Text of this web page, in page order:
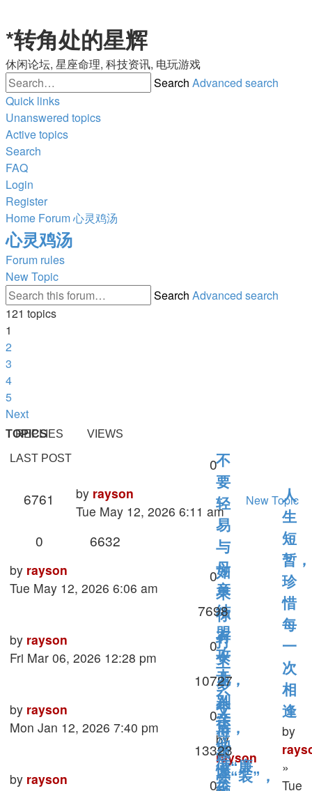
*转角处的星辉
休闲论坛, 星座命理, 科技资讯, 电玩游戏
Search Advanced search
Quick links
Unanswered topics
Active topics
Search
FAQ
Login
Register
Home Forum心灵鸡汤
心灵鸡汤
Forum rules
New Topic
Search Advanced search
121 topics
1
2
3
4
5
Next
TOPICS
REPLIES VIEWS
LAST POST
不
要
轻
易
与
母
亲
结
盟
攻
击
父
亲
by
rayson
»
0Replies
6761
ViewsLast
post
by rayson
Tue May 12, 2026 6:11 am
人
生
短
暂，
珍
惜
每
一
次
相
逢
by
»
Tue
0Replies 6632
Last
post
by rayson
Tue May 12, 2026 6:06 am
如
果
你
有
女
儿，
别
让
他
做“廉
0Replies
7698Views
Last
post
by rayson
Fri Mar 06, 2026 12:28 pm
打
工
多
年
后，
才
懂
0Replies
10727Views
Last
post
by rayson
Mon Jan 12, 2026 7:40 pm
父
母
越
会“装”，
0Replies
13323Views
Last
by rayson
学
0Replies
New Topic